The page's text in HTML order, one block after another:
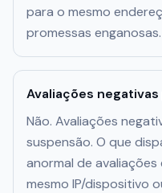
para o mesmo
promessas enganosas.
Avaliações
Não. Avaliações
suspensão. O que
anormal de
mesmo IP/dispositivo